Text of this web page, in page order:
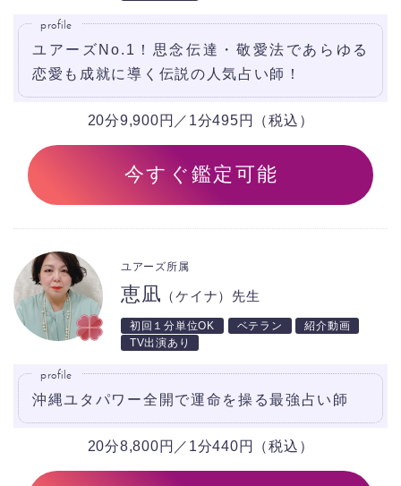
profile
ユアーズNo.1！思念伝達・敬愛法であらゆる
恋愛も成就に導く伝説の人気占い師！
20分9,900円／1分495円（税込）
今すぐ鑑定可能
恵凪 （ケイナ）先生
ユアーズ所属
初回１分単位OK ベテラン
紹介動画
TV出演あり
profile
沖縄ユタパワー全開で運命を操る最強占い師
20分8,800円／1分440円（税込）